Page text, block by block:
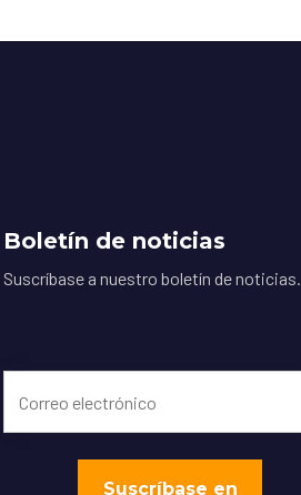
Boletín de noticias
Suscríbase a nuestro boletín de noticias.